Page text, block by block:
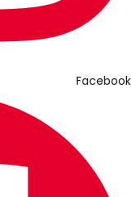
Facebook